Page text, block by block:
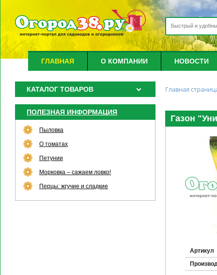
ГЛАВНАЯ О КОМПАНИИ НОВОСТИ
КАТАЛОГ ТОВАРОВ
ПОЛЕЗНАЯ ИНФОРМАЦИЯ
Пыловка
О томатах
Петунии
Морковка – сажаем ловко!
Перцы: жгучие и сладкие
Главная
Газон
Артикул